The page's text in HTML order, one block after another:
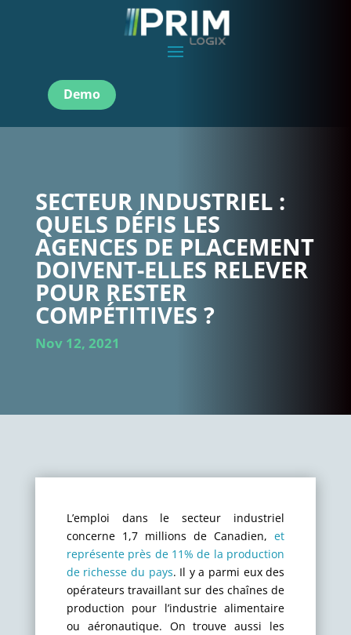
Demo
SECTEUR INDUSTRIEL :
QUELS DÉFIS LES
AGENCES DE PLACEMENT
DOIVENT-ELLES RELEVER
POUR RESTER
COMPÉTITIVES ?
Nov 12, 2021
L’emploi dans le secteur industriel
concerne 1,7 millions de Canadien,et
représente près de 11% de la production
de richesse du pays. Il y a parmi eux des
opérateurs travaillant sur des chaînes de
production pour l’industrie alimentaire
ou aéronautique. On trouve aussi les